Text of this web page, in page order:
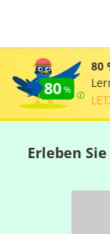
80
80
Erleben